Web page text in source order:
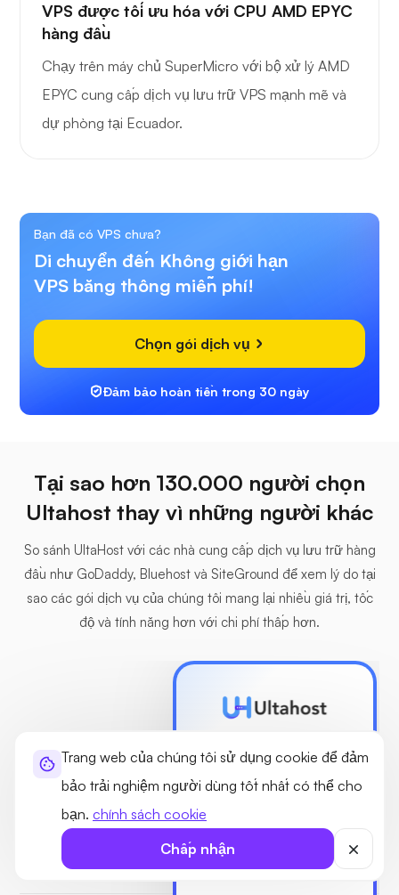
Trang web của chúng tôi sử dụng cookie để đảm
bảo trải nghiệm người dùng tốt nhất có thể cho
bạn. chính sách cookie
Chấp nhận
VPS được tối ưu hóa với CPU AMD EPYC
hàng đầu
Chạy trên máy chủ SuperMicro với bộ xử lý AMD
EPYC cung cấp dịch vụ lưu trữ VPS mạnh mẽ và
dự phòng tại Ecuador.
Bạn đã có VPS chưa?
Di chuyển đến Không giới hạn
VPS băng thông miễn phí!
Chọn gói dịch vụ
Đảm bảo hoàn tiền trong 30 ngày
Tại sao hơn 130.000 người chọn
Ultahost thay vì những người khác
So sánh UltaHost với các nhà cung cấp dịch vụ lưu trữ hàng
đầu như GoDaddy, Bluehost và SiteGround để xem lý do tại
sao các gói dịch vụ của chúng tôi mang lại nhiều giá trị, tốc
độ và tính năng hơn với chi phí thấp hơn.
Bắt đầu từ
Trang web
Dung Lượng Đĩa 30GB NVMe